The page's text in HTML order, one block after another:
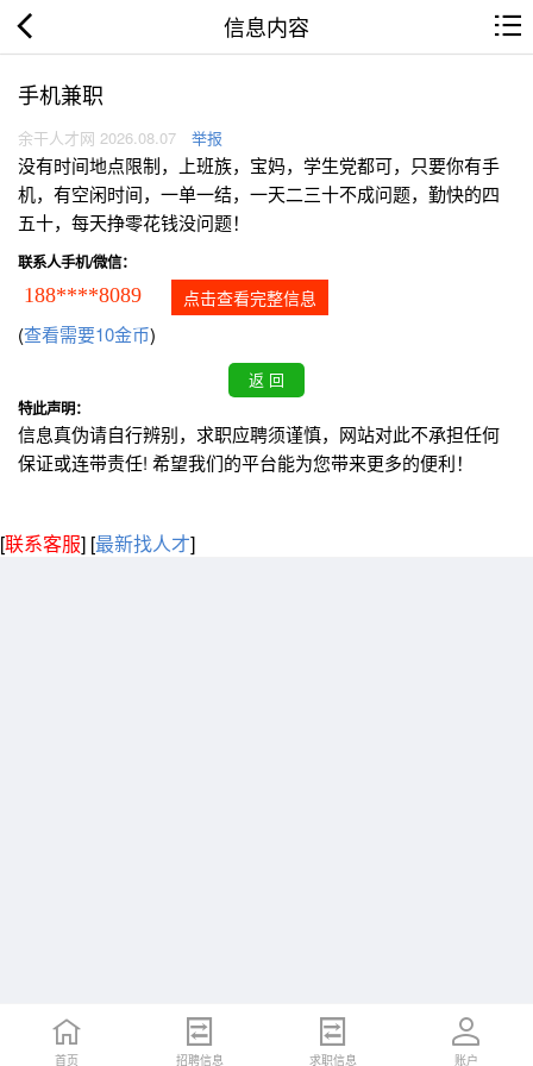
信息内容
手机兼职
余干人才网 2026.08.07 举报
没有时间地点限制，上班族，宝妈，学生党都可，只要你有手
机，有空闲时间，一单一结，一天二三十不成问题，勤快的四
五十，每天挣零花钱没问题！
联系人手机/微信：
188****8089 点击查看完整信息
(查看需要10金币)
特此声明：
信息真伪请自行辨别，求职应聘须谨慎，网站对此不承担任何
保证或连带责任! 希望我们的平台能为您带来更多的便利！
[联系客服] [最新找人才]
首页 招聘信息 求职信息 账户